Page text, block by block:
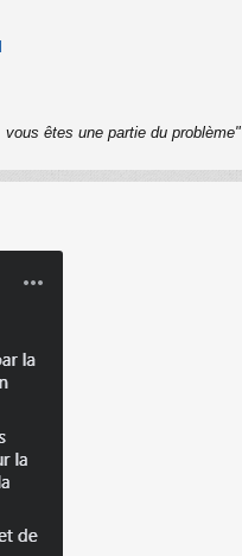
êtes une partie du problème"